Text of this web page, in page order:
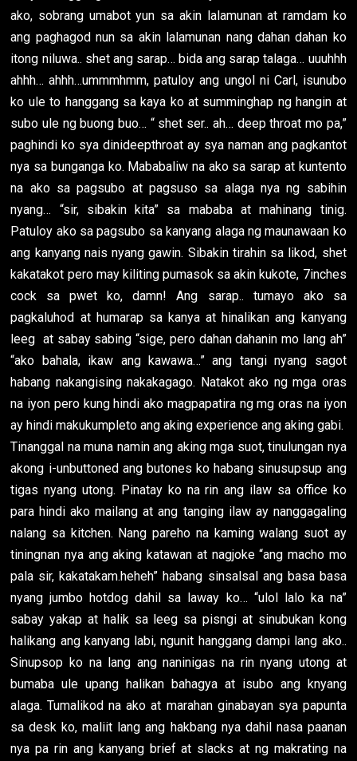
ako, sobrang umabot yun sa akin lalamunan at ramdam ko
ang paghagod nun sa akin lalamunan nang dahan dahan ko
itong niluwa.. shet ang sarap… bida ang sarap talaga… uuuhhh
ahhh… ahhh…ummmhmm, patuloy ang ungol ni Carl, isunubo
ko ule to hanggang sa kaya ko at summinghap ng hangin at
subo ule ng buong buo… “ shet ser.. ah… deep throat mo pa,”
paghindi ko sya dinideepthroat ay sya naman ang pagkantot
nya sa bunganga ko. Mababaliw na ako sa sarap at kuntento
na ako sa pagsubo at pagsuso sa alaga nya ng sabihin
nyang… “sir, sibakin kita” sa mababa at mahinang tinig.
Patuloy ako sa pagsubo sa kanyang alaga ng maunawaan ko
ang kanyang nais nyang gawin. Sibakin tirahin sa likod, shet
kakatakot pero may kiliting pumasok sa akin kukote, 7inches
cock sa pwet ko, damn! Ang sarap.. tumayo ako sa
pagkaluhod at humarap sa kanya at hinalikan ang kanyang
leeg at sabay sabing “sige, pero dahan dahanin mo lang ah”
“ako bahala, ikaw ang kawawa…” ang tangi nyang sagot
habang nakangising nakakagago. Natakot ako ng mga oras
na iyon pero kung hindi ako magpapatira ng mg oras na iyon
ay hindi makukumpleto ang aking experience ang aking gabi.
Tinanggal na muna namin ang aking mga suot, tinulungan nya
akong i-unbuttoned ang butones ko habang sinusupsup ang
tigas nyang utong. Pinatay ko na rin ang ilaw sa office ko
para hindi ako mailang at ang tanging ilaw ay nanggagaling
nalang sa kitchen. Nang pareho na kaming walang suot ay
tiningnan nya ang aking katawan at nagjoke “ang macho mo
pala sir, kakatakam.heheh” habang sinsalsal ang basa basa
nyang jumbo hotdog dahil sa laway ko… “ulol lalo ka na”
sabay yakap at halik sa leeg sa pisngi at sinubukan kong
halikang ang kanyang labi, ngunit hanggang dampi lang ako..
Sinupsop ko na lang ang naninigas na rin nyang utong at
bumaba ule upang halikan bahagya at isubo ang knyang
alaga. Tumalikod na ako at marahan ginabayan sya papunta
sa desk ko, maliit lang ang hakbang nya dahil nasa paanan
nya pa rin ang kanyang brief at slacks at ng makrating na